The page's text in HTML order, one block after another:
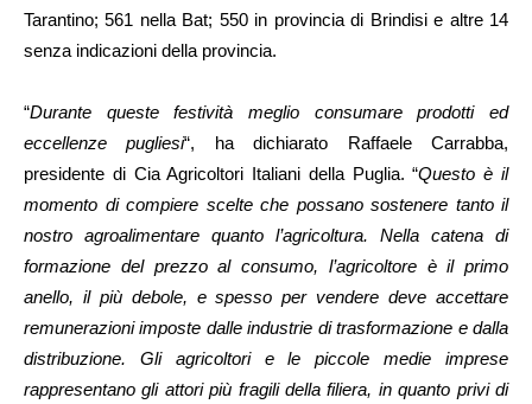
Tarantino; 561 nella Bat; 550 in provincia di Brindisi e altre 14
senza indicazioni della provincia.
“Durante queste festività meglio consumare prodotti ed
eccellenze pugliesi“, ha dichiarato Raffaele Carrabba,
presidente di Cia Agricoltori Italiani della Puglia. “Questo è il
momento di compiere scelte che possano sostenere tanto il
nostro agroalimentare quanto l’agricoltura. Nella catena di
formazione del prezzo al consumo, l’agricoltore è il primo
anello, il più debole, e spesso per vendere deve accettare
remunerazioni imposte dalle industrie di trasformazione e dalla
distribuzione. Gli agricoltori e le piccole medie imprese
rappresentano gli attori più fragili della filiera, in quanto privi di